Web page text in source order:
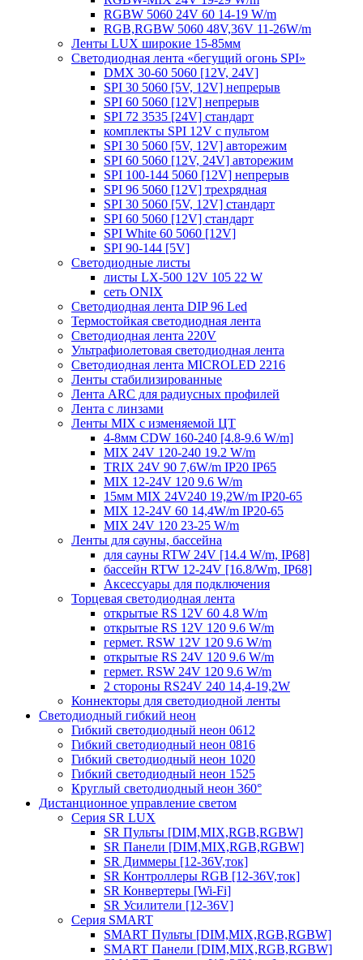
RGBW 5060 24V 60 14-19 W/m
RGB,RGBW 5060 48V,36V 11-26W/m
Ленты LUX широкие 15-85мм
Светодиодная лента «бегущий огонь SPI»
DMX 30-60 5060 [12V, 24V]
SPI 30 5060 [5V, 12V] непрерыв
SPI 60 5060 [12V] непрерыв
SPI 72 3535 [24V] стандарт
комплекты SPI 12V с пультом
SPI 30 5060 [5V, 12V] авторежим
SPI 60 5060 [12V, 24V] авторежим
SPI 100-144 5060 [12V] непрерыв
SPI 96 5060 [12V] трехрядная
SPI 30 5060 [5V, 12V] стандарт
SPI 60 5060 [12V] стандарт
SPI White 60 5060 [12V]
SPI 90-144 [5V]
Светодиодные листы
листы LX-500 12V 105 22 W
сеть ONIX
Светодиодная лента DIP 96 Led
Термостойкая светодиодная лента
Светодиодная лента 220V
Ультрафиолетовая светодиодная лента
Светодиодная лента MICROLED 2216
Ленты стабилизированные
Лента ARC для радиусных профилей
Лента с линзами
Ленты MIX с изменяемой ЦТ
4-8мм CDW 160-240 [4.8-9.6 W/m]
MIX 24V 120-240 19.2 W/m
TRIX 24V 90 7,6W/m IP20 IP65
MIX 12-24V 120 9.6 W/m
15мм MIX 24V240 19,2W/m IP20-65
MIX 12-24V 60 14,4W/m IP20-65
MIX 24V 120 23-25 W/m
Ленты для сауны, бассейна
для сауны RTW 24V [14.4 W/m, IP68]
бассейн RTW 12-24V [16.8/Wm, IP68]
Аксессуары для подключения
Торцевая светодиодная лента
открытые RS 12V 60 4.8 W/m
открытые RS 12V 120 9.6 W/m
гермет. RSW 12V 120 9.6 W/m
открытые RS 24V 120 9.6 W/m
гермет. RSW 24V 120 9.6 W/m
2 стороны RS24V 240 14,4-19,2W
Коннекторы для светодиодной ленты
Светодиодный гибкий неон
Гибкий светодиодный неон 0612
Гибкий светодиодный неон 0816
Гибкий светодиодный неон 1020
Гибкий светодиодный неон 1525
Круглый светодиодный неон 360°
Дистанционное управление светом
Серия SR LUX
SR Пульты [DIM,MIX,RGB,RGBW]
SR Панели [DIM,MIX,RGB,RGBW]
SR Диммеры [12-36V,ток]
SR Контроллеры RGB [12-36V,ток]
SR Конвертеры [Wi-Fi]
SR Усилители [12-36V]
Серия SMART
SMART Пульты [DIM,MIX,RGB,RGBW]
SMART Панели [DIM,MIX,RGB,RGBW]